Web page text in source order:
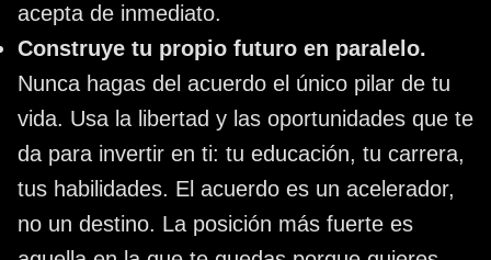
acepta de inmediato.
Construye tu propio futuro en paralelo.
Nunca hagas del acuerdo el único pilar de tu
vida. Usa la libertad y las oportunidades que te
da para invertir en ti: tu educación, tu carrera,
tus habilidades. El acuerdo es un acelerador,
no un destino. La posición más fuerte es